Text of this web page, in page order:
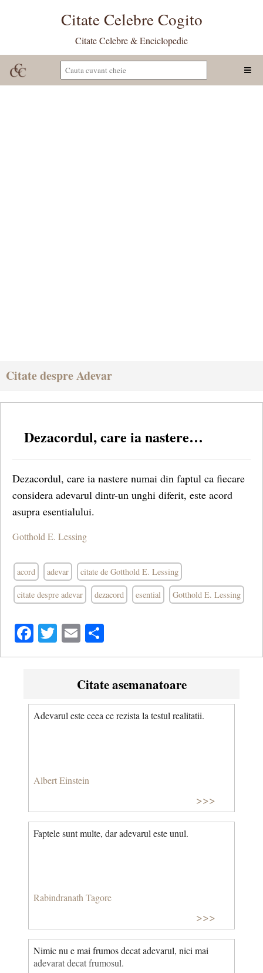
Citate Celebre Cogito
Citate Celebre & Enciclopedie
Citate despre Adevar
Dezacordul, care ia nastere…
Dezacordul, care ia nastere numai din faptul ca fiecare
considera adevarul dintr-un unghi diferit, este acord
asupra esentialului.
Gotthold E. Lessing
acord adevar citate de Gotthold E. Lessing
citate despre adevar dezacord esential Gotthold E. Lessing
Facebook
Twitter
Email
Citate asemanatoare
Adevarul este ceea ce rezista la testul realitatii.
Albert Einstein
>>>
Faptele sunt multe, dar adevarul este unul.
Rabindranath Tagore
>>>
Nimic nu e mai frumos decat adevarul, nici mai
adevarat decat frumosul.